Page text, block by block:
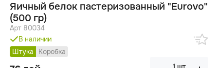
Яичный белок пастеризованный "Eurovo"
(500 гр)
Арт 80034
В наличии
Штука
Коробка